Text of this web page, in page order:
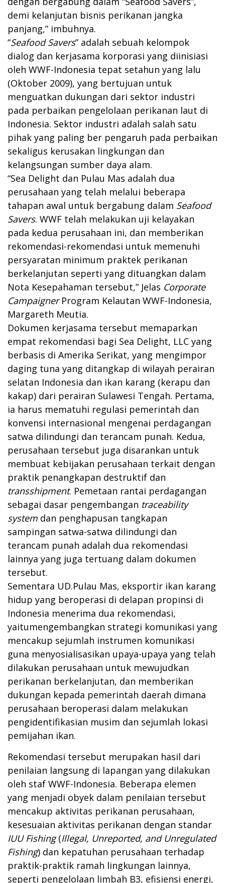
demi kelanjutan bisnis perikanan jangka
panjang,” imbuhnya.
“Seafood Savers” adalah sebuah kelompok
dialog dan kerjasama korporasi yang diinisiasi
oleh WWF-Indonesia tepat setahun yang lalu
(Oktober 2009), yang bertujuan untuk
menguatkan dukungan dari sektor industri
pada perbaikan pengelolaan perikanan laut di
Indonesia. Sektor industri adalah salah satu
pihak yang paling ber pengaruh pada perbaikan
sekaligus kerusakan lingkungan dan
kelangsungan sumber daya alam.
“Sea Delight dan Pulau Mas adalah dua
perusahaan yang telah melalui beberapa
tahapan awal untuk bergabung dalam Seafood
Savers. WWF telah melakukan uji kelayakan
pada kedua perusahaan ini, dan memberikan
rekomendasi-rekomendasi untuk memenuhi
persyaratan minimum praktek perikanan
berkelanjutan seperti yang dituangkan dalam
Nota Kesepahaman tersebut,” Jelas Corporate
CampaignerProgram Kelautan WWF-Indonesia,
Margareth Meutia.
Dokumen kerjasama tersebut memaparkan
empat rekomendasi bagi Sea Delight, LLC yang
berbasis di Amerika Serikat, yang mengimpor
daging tuna yang ditangkap di wilayah perairan
selatan Indonesia dan ikan karang (kerapu dan
kakap) dari perairan Sulawesi Tengah. Pertama,
ia harus mematuhi regulasi pemerintah dan
konvensi internasional mengenai perdagangan
satwa dilindungi dan terancam punah. Kedua,
perusahaan tersebut juga disarankan untuk
membuat kebijakan perusahaan terkait dengan
praktik penangkapan destruktif dan
transshipment. Pemetaan rantai perdagangan
sebagai dasar pengembangan traceability
system dan penghapusan tangkapan
sampingan satwa-satwa dilindungi dan
terancam punah adalah dua rekomendasi
lainnya yang juga tertuang dalam dokumen
tersebut.
Sementara UD.Pulau Mas, eksportir ikan karang
hidup yang beroperasi di delapan propinsi di
Indonesia menerima dua rekomendasi,
yaitumengembangkan strategi komunikasi yang
mencakup sejumlah instrumen komunikasi
guna menyosialisasikan upaya-upaya yang telah
dilakukan perusahaan untuk mewujudkan
perikanan berkelanjutan, dan memberikan
dukungan kepada pemerintah daerah dimana
perusahaan beroperasi dalam melakukan
pengidentifikasian musim dan sejumlah lokasi
pemijahan ikan.
Rekomendasi tersebut merupakan hasil dari
penilaian langsung di lapangan yang dilakukan
oleh staf WWF-Indonesia. Beberapa elemen
yang menjadi obyek dalam penilaian tersebut
mencakup aktivitas perikanan perusahaan,
kesesuaian aktivitas perikanan dengan standar
IUUFishing(Illegal, Unreported, and Unregulated
Fishing) dan kepatuhan perusahaan terhadap
praktik-praktik ramah lingkungan lainnya,
seperti pengelolaan limbah B3, efisiensi energi,